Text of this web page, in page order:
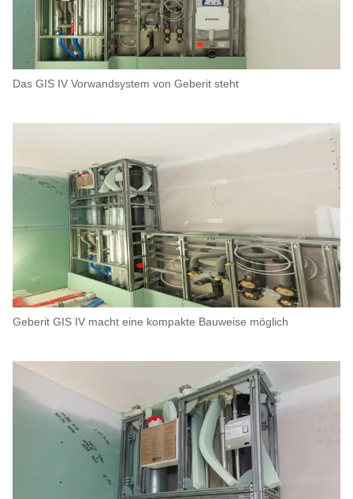
Das GIS IV Vorwandsystem von Geberit steht
Geberit GIS IV macht eine kompakte Bauweise möglich